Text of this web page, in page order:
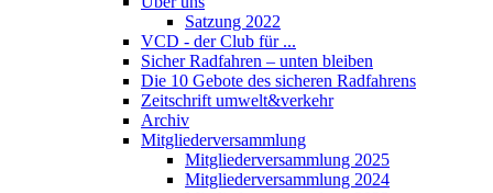
Satzung 2022
VCD - der Club für ...
Sicher Radfahren – unten bleiben
Die 10 Gebote des sicheren Radfahrens
Zeitschrift umwelt&verkehr
Archiv
Mitgliederversammlung
Mitgliederversammlung 2025
Mitgliederversammlung 2024